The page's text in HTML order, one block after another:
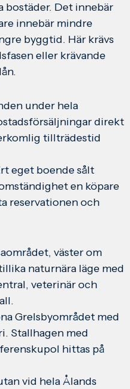
bostäder. Det innebär
innebär mindre
byggtid. Här krävs
eller krävande
under hela
direkt
tillträdestid
eget boende sålt
en köpare
reservationen och
väster om
naturnära läge med
veterinär och
Grelsbyområdet med
Stallhagen med
hittas på
vid hela Ålands